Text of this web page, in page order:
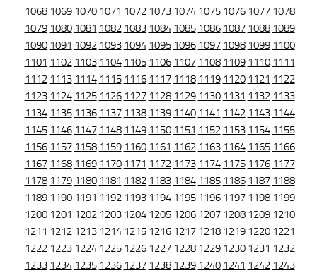
1068 1069 1070 1071 1072 1073 1074 1075 1076 1077 1078
1079 1080 1081 1082 1083 1084 1085 1086 1087 1088 1089
1090 1091 1092 1093 1094 1095 1096 1097 1098 1099 1100
1101 1102 1103 1104 1105 1106 1107 1108 1109 1110 1111
1112 1113 1114 1115 1116 1117 1118 1119 1120 1121 1122
1123 1124 1125 1126 1127 1128 1129 1130 1131 1132 1133
1134 1135 1136 1137 1138 1139 1140 1141 1142 1143 1144
1145 1146 1147 1148 1149 1150 1151 1152 1153 1154 1155
1156 1157 1158 1159 1160 1161 1162 1163 1164 1165 1166
1167 1168 1169 1170 1171 1172 1173 1174 1175 1176 1177
1178 1179 1180 1181 1182 1183 1184 1185 1186 1187 1188
1189 1190 1191 1192 1193 1194 1195 1196 1197 1198 1199
1200 1201 1202 1203 1204 1205 1206 1207 1208 1209 1210
1211 1212 1213 1214 1215 1216 1217 1218 1219 1220 1221
1222 1223 1224 1225 1226 1227 1228 1229 1230 1231 1232
1233 1234 1235 1236 1237 1238 1239 1240 1241 1242 1243